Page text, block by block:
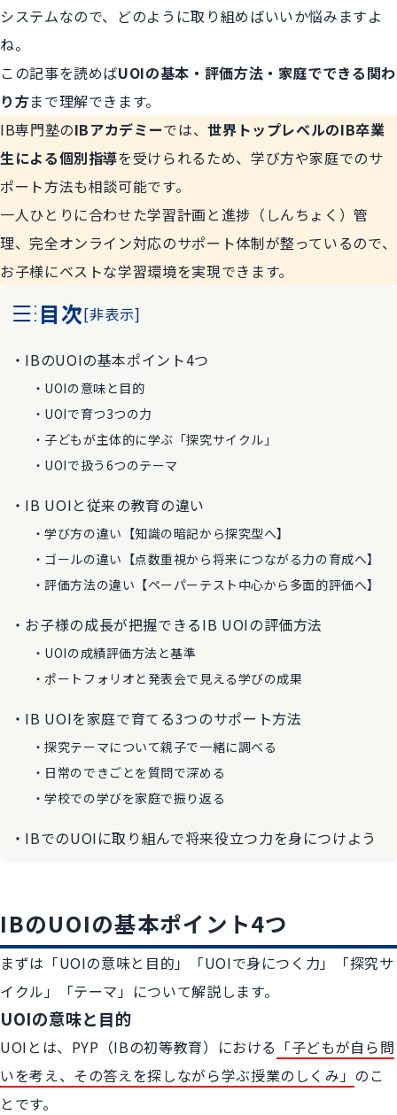
システムなので、どのように取り組めばいいか悩みますよ
ね。
この記事を読めばUOIの基本・評価方法・家庭でできる関わ
り方まで理解できます。
IB専門塾のIBアカデミーでは、世界トップレベルのIB卒業
生による個別指導を受けられるため、学び方や家庭でのサ
ポート方法も相談可能です。
一人ひとりに合わせた学習計画と進捗（しんちょく）管
理、完全オンライン対応のサポート体制が整っているので、
お子様にベストな学習環境を実現できます。
目次[非表示]
IBのUOIの基本ポイント4つ
UOIの意味と目的
UOIで育つ3つの力
子どもが主体的に学ぶ「探究サイクル」
UOIで扱う6つのテーマ
IB UOIと従来の教育の違い
学び方の違い【知識の暗記から探究型へ】
ゴールの違い【点数重視から将来につながる力の育成へ】
評価方法の違い【ペーパーテスト中心から多面的評価へ】
お子様の成長が把握できるIB UOIの評価方法
UOIの成績評価方法と基準
ポートフォリオと発表会で見える学びの成果
IB UOIを家庭で育てる3つのサポート方法
探究テーマについて親子で一緒に調べる
日常のできごとを質問で深める
学校での学びを家庭で振り返る
IBでのUOIに取り組んで将来役立つ力を身につけよう
IBのUOIの基本ポイント4つ
まずは「UOIの意味と目的」「UOIで身につく力」「探究サ
イクル」「テーマ」について解説します。
UOIの意味と目的
UOIとは、PYP（IBの初等教育）における 「子どもが自ら問
いを考え、その答えを探しながら学ぶ授業のしくみ」 のこ
とです。